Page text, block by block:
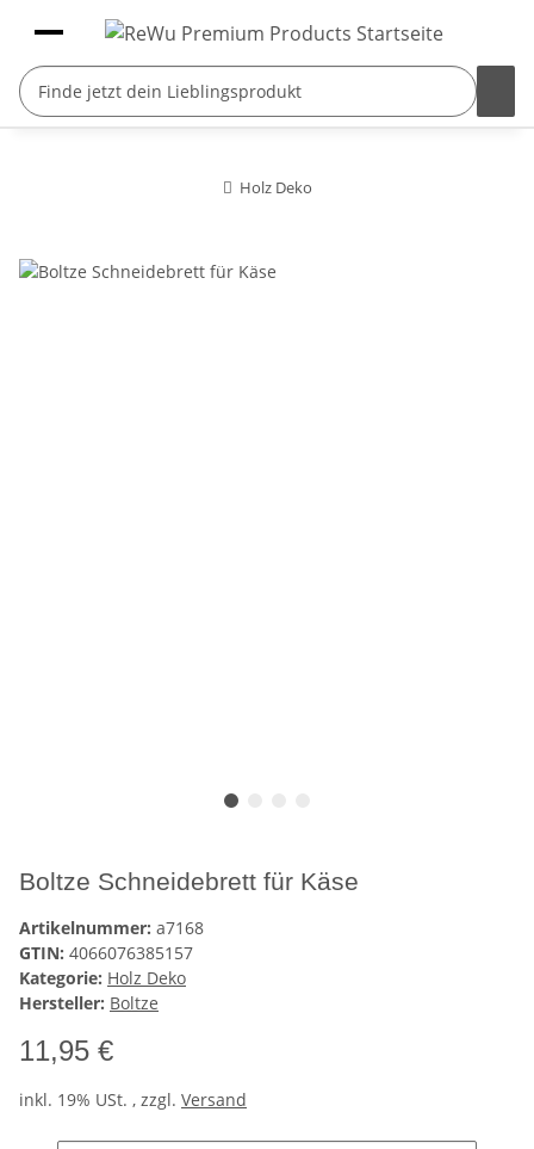
Holz Deko
Boltze Schneidebrett für Käse
Artikelnummer: a7168
GTIN: 4066076385157
Kategorie: Holz Deko
Hersteller: Boltze
11,95 €
inkl. 19% USt. , zzgl. Versand